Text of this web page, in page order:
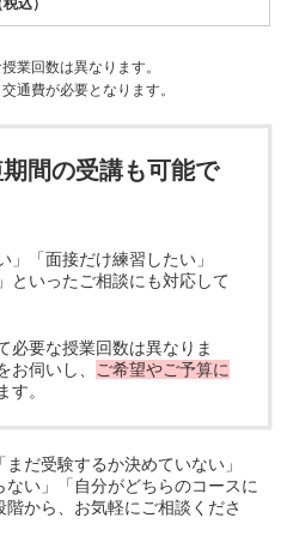
込）
業回数は異なります。
通費が必要となります。
間の受講も可能で
」「面接だけ練習したい」
といったご相談にも対応して
必要な授業回数は異なりま
お伺いし、 ご希望やご予算に
す。
だ受験するか決めていない」
ない」「自分がどちらのコースに
から、お気軽にご相談くださ